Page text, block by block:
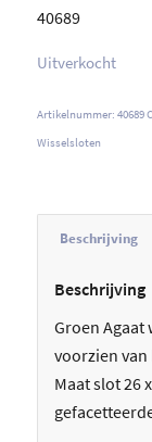
40689
Uitverkocht
Artikelnummer: 40689
Wisselsloten
Beschrijving
Beschrijving
Groen Agaat
voorzien
Maat slot 26